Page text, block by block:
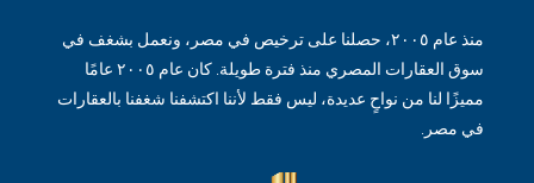
منذ عام ٢٠٠٥، حصلنا على ترخيص في مصر، ونعمل بشغف في
سوق العقارات المصري منذ فترة طويلة. كان عام ٢٠٠٥ عامًا
مميزًا لنا من نواحٍ عديدة، ليس فقط لأننا اكتشفنا شغفنا بالعقارات
في مصر.